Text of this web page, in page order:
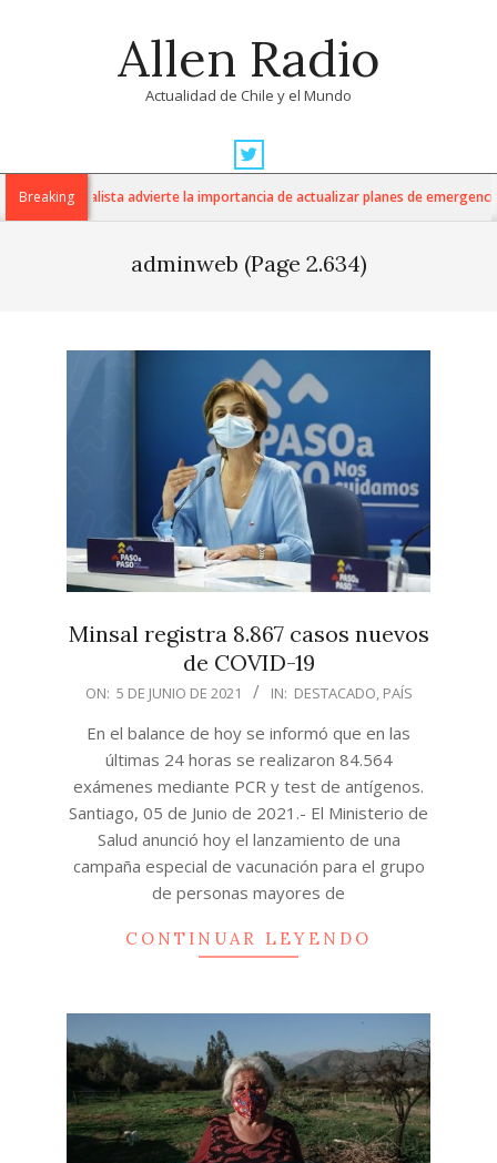
Allen Radio
Actualidad de Chile y el Mundo
Navigation
MenuBreaking advierte la importancia de actualizar planes de emergencia y
adminweb (Page 2.634)
Minsal registra 8.867 casos nuevos
de COVID-19
2021-
ON: 5 DE JUNIO DE 2021 IN: DESTACADO, PAÍS
En el balance de hoy se informó que en las
últimas 24 horas se realizaron 84.564
exámenes mediante PCR y test de antígenos.
Santiago, 05 de Junio de 2021.- El Ministerio de
Salud anunció hoy el lanzamiento de una
campaña especial de vacunación para el grupo
de personas mayores de
CONTINUAR LEYENDO